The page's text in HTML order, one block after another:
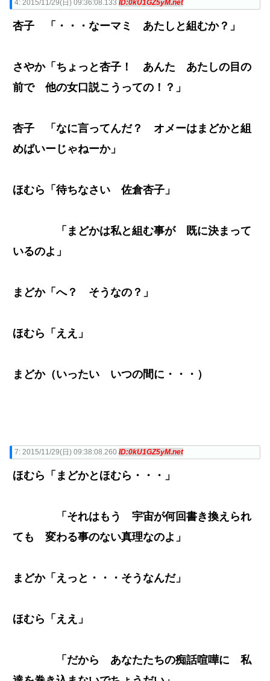
4: 2015/11/29(日) 09:36:08.133 ID:0kU1GZ5yM.net
杏子 「・・・なーマミ あたしと組むか？」
さやか「ちょっと杏子！ あんた あたしの目の
前で 他の女口説こうっての！？」
杏子 「なに言ってんだ？ オメーはまどかと組
めばいーじゃねーか」
ほむら「待ちなさい 佐倉杏子」
「まどかは私と組む事が 既に決まって
いるのよ」
まどか「へ？ そうなの？」
ほむら「ええ」
まどか（いったい いつの間に・・・）
7: 2015/11/29(日) 09:38:08.260 ID:0kU1GZ5yM.net
ほむら「まどかとほむら・・・」
「それはもう 宇宙が何回書き換えられ
ても 変わる事のない真理なのよ」
まどか「えっと・・・そうなんだ」
ほむら「ええ」
「だから あなたたちの痴話喧嘩に 私